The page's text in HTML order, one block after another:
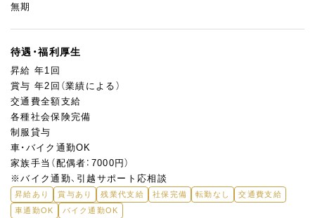
無期
待遇・福利厚生
昇給 年1回
賞与 年2回（業績による）
交通費全額支給
各種社会保険完備
制服貸与
車・バイク通勤OK
家族手当（配偶者：7000円）
※バイク通勤、引越サポート応相談
昇給あり 賞与あり 残業代支給 社保完備 転勤なし
交通費支給
車通勤OK
バイク通勤OK